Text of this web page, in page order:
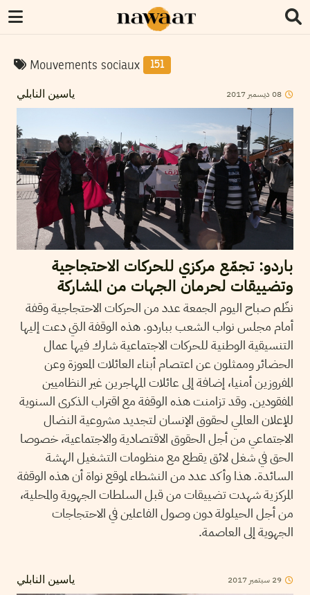
Mouvements sociaux 151
ياسين النابلي 08 ديسمبر 2017
باردو: تجمّع مركزي للحركات الاحتجاجية
وتضييقات لحرمان الجهات من المشاركة
نظّم صباح اليوم الجمعة عدد من الحركات الاحتجاجية وقفة
أمام مجلس نواب الشعب بباردو. هذه الوقفة التي دعت إليها
التنسيقية الوطنية للحركات الاجتماعية شارك فيها عمال
الحضائر وممثلون عن اعتصام أبناء العائلات المعوزة وعن
المفروزين أمنيا، إضافة إلى عائلات المهاجرين غير النظاميين
المفقودين. وقد تزامنت هذه الوقفة مع اقتراب الذكرى السنوية
للإعلان العالمي لحقوق الإنسان لتجديد مشروعية النضال
الاجتماعي من أجل الحقوق الاقتصادية والاجتماعية، خصوصا
الحق في شغل لائق يقطع مع منظومات التشغيل الهشة
السائدة. هذا وأكد عدد من النشطاء لموقع نواة أن هذه الوقفة
المركزية شهدت تضييقات من قبل السلطات الجهوية والمحلية،
من أجل الحيلولة دون وصول الفاعلين في الاحتجاجات
الجهوية إلى العاصمة.
ياسين النابلي 29 سبتمبر 2017